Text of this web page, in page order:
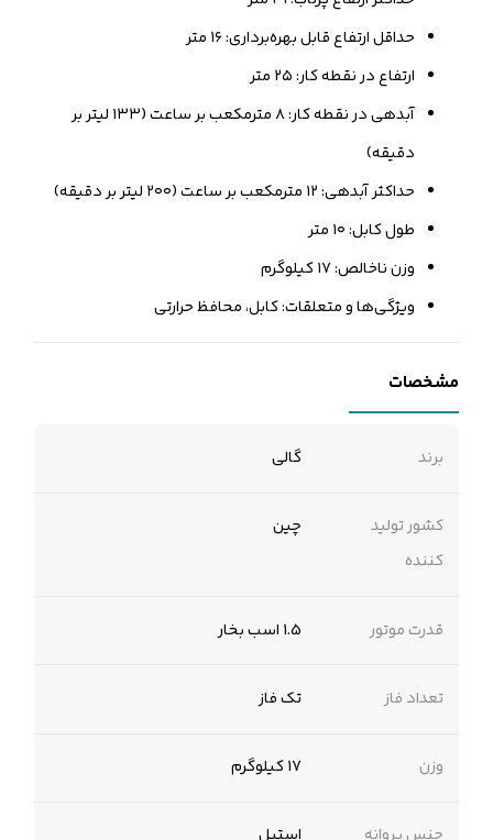
حداقل ارتفاع قابل بهره‌برداری: ۱۶ متر
ارتفاع در نقطه کار: ۲۵ متر
آبدهی در نقطه کار: ۸ مترمکعب بر ساعت (۱۳۳ لیتر بر
دقیقه)
حداکثر آبدهی: ۱۲ مترمکعب بر ساعت (۲۰۰ لیتر بر دقیقه)
طول کابل: ۱۰ متر
وزن ناخالص: ۱۷ کیلوگرم
ویژگی‌ها و متعلقات: کابل، محافظ حرارتی
مشخصات
برند گالی
کشور تولید
کننده
چین
قدرت موتور 1.5 اسب بخار
تعداد فاز تک فاز
وزن 17 کیلوگرم